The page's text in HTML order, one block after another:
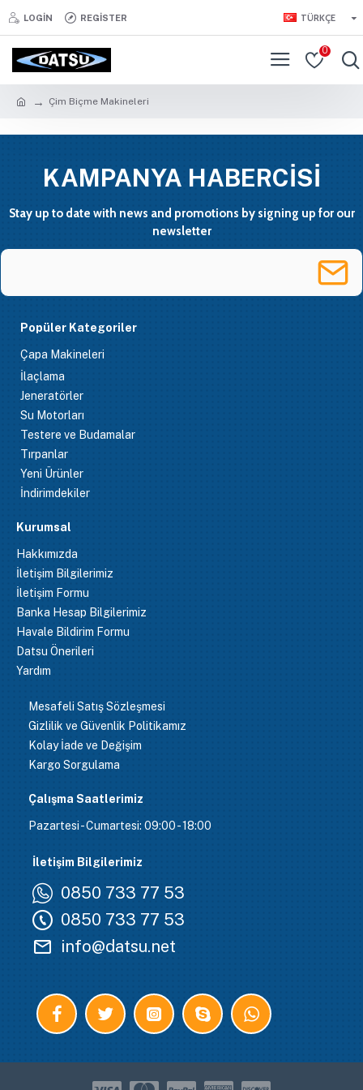
LOGIN REGISTER TÜRKÇE
0
Çim Biçme Makineleri
KAMPANYA HABERCİSİ
Stay up to date with news and promotions by signing up for our
newsletter
Popüler Kategoriler
Çapa Makineleri
İlaçlama
Jeneratörler
Su Motorları
Testere ve Budamalar
Tırpanlar
Yeni Ürünler
İndirimdekiler
Kurumsal
Hakkımızda
İletişim Bilgilerimiz
İletişim Formu
Banka Hesap Bilgilerimiz
Havale Bildirim Formu
Datsu Önerileri
Yardım
Mesafeli Satış Sözleşmesi
Gizlilik ve Güvenlik Politikamız
Kolay İade ve Değişim
Kargo Sorgulama
Çalışma Saatlerimiz
Pazartesi - Cumartesi: 09:00 - 18:00
İletişim Bilgilerimiz
0850 733 77 53
0850 733 77 53
info@datsu.net